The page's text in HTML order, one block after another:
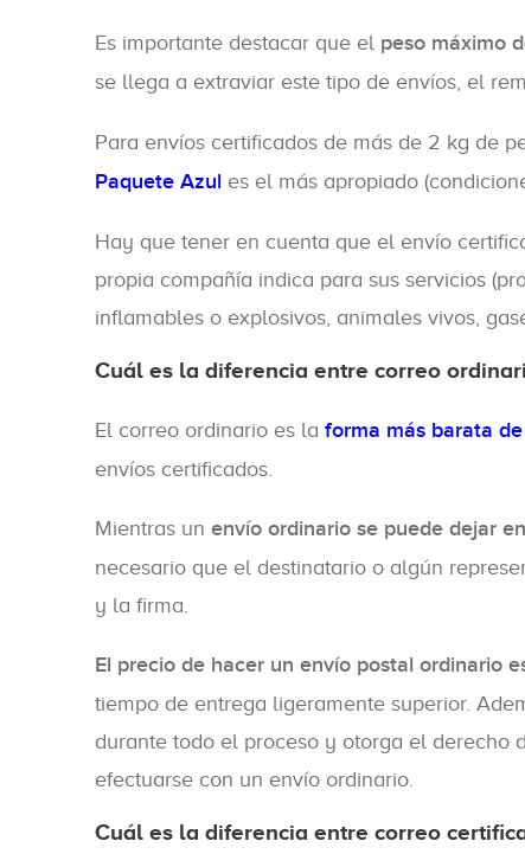
Es importante destacar que el peso máximo
se llega a extraviar este tipo de envíos, el
Para envíos certificados de más de 2 kg de
Paquete Azul es el más apropiado
Hay que tener en cuenta que el envío
propia compañía indica para sus servicios
inflamables o explosivos, animales vivos,
Cuál es la diferencia entre correo
El correo ordinario es la forma más barata
envíos certificados.
Mientras un envío ordinario se puede dejar
necesario que el destinatario o algún
y la firma.
El precio de hacer un envío postal ordinario
tiempo de entrega ligeramente superior.
durante todo el proceso y otorga el derecho
efectuarse con un envío ordinario.
Cuál es la diferencia entre correo